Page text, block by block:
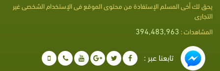
يحق لك أخى المسلم الإستفادة من محتوى الموقع فى الإستخدام الشخصى غير
التجارى
المشاهدات : 394,483,963
تابعنا عبر :